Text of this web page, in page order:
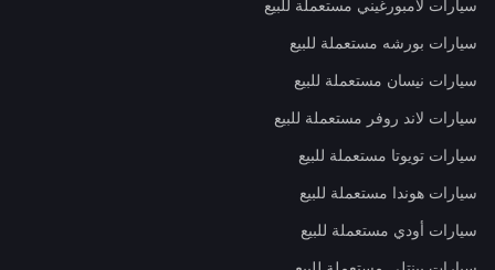
سيارات لامبورغيني مستعملة للبيع
سيارات بورشه مستعملة للبيع
سيارات نيسان مستعملة للبيع
سيارات لاند روفر مستعملة للبيع
سيارات تويوتا مستعملة للبيع
سيارات هوندا مستعملة للبيع
سيارات أودي مستعملة للبيع